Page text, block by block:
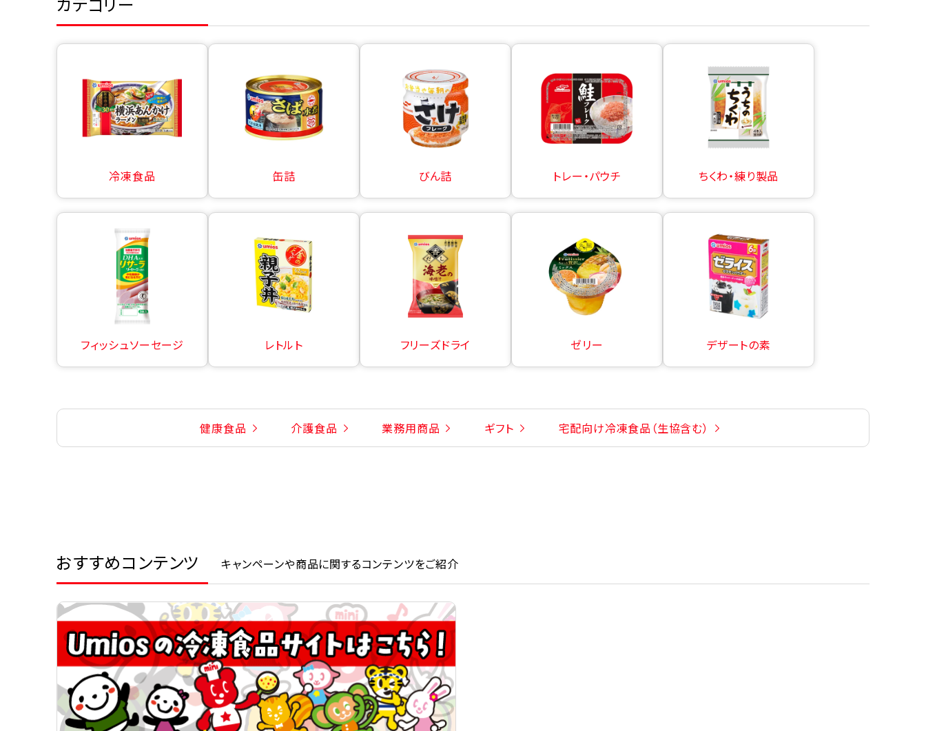
冷凍食品 缶詰 びん詰 トレー・パウチ ちくわ・練り製品
フィッシュソーセージ レトルト フリーズドライ ゼリー デザートの素
健康食品 介護食品 業務用商品 ギフト 宅配向け冷凍食品（生協含む）
おすすめコンテンツ キャンペーンや商品に関するコンテンツをご紹介